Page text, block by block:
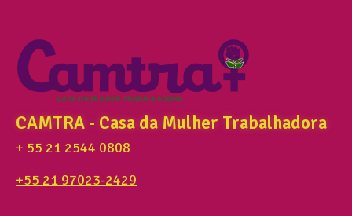
CAMTRA - Casa da Mulher Trabalhadora
+ 55 21 2544 0808
+55 21 97023-2429